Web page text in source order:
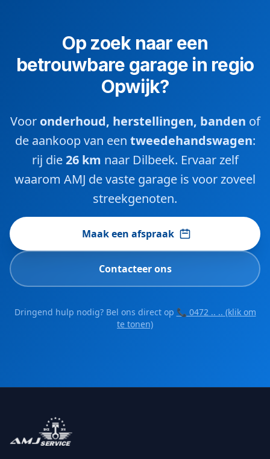
Op zoek naar een
betrouwbare garage in regio
Opwijk?
Voor onderhoud, herstellingen, banden of
de aankoop van een tweedehandswagen:
rij die26 km naar Dilbeek. Ervaar zelf
waarom AMJ de vaste garage is voor zoveel
streekgenoten.
Maak een afspraak
Contacteer ons
Dringend hulp nodig? Bel ons direct op 📞 0472 .. .. (klik om
te tonen)